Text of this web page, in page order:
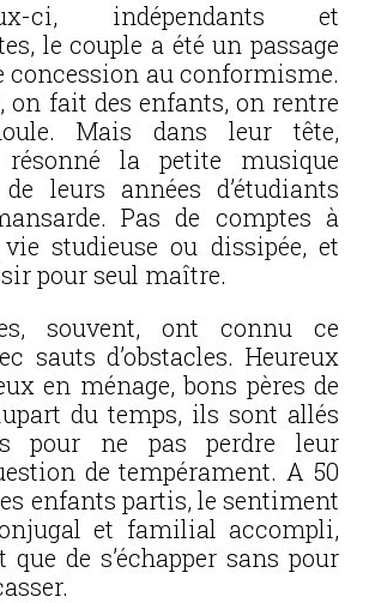
ci, indépendants et
le couple a été un passage
concession au conformisme.
on fait des enfants, on rentre
Mais dans leur tête,
la petite musique
leurs années d’étudiants
Pas de comptes à
studieuse ou dissipée, et
pour seul maître.
souvent, ont connu ce
sauts d’obstacles. Heureux
en ménage, bons pères de
du temps, ils sont allés
pour ne pas perdre leur
de tempérament. A 50
enfants partis, le sentiment
et familial accompli,
de s’échapper sans pour